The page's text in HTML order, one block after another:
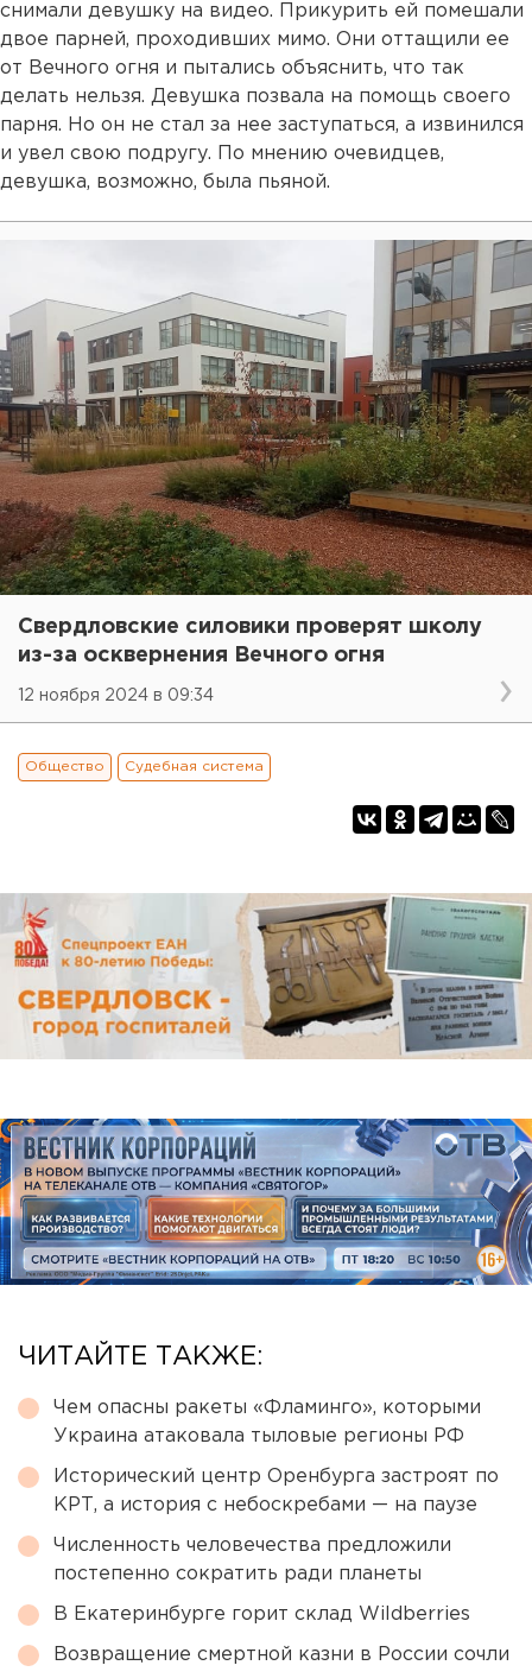
снимали девушку на видео. Прикурить ей помешали
двое парней, проходивших мимо. Они оттащили ее
от Вечного огня и пытались объяснить, что так
делать нельзя. Девушка позвала на помощь своего
парня. Но он не стал за нее заступаться, а извинился
и увел свою подругу. По мнению очевидцев,
девушка, возможно, была пьяной.
Свердловские силовики проверят школу
из-за осквернения Вечного огня
12 ноября 2024 в 09:34
Общество Судебная система
ЧИТАЙТЕ ТАКЖЕ:
Чем опасны ракеты «Фламинго», которыми
Украина атаковала тыловые регионы РФ
Исторический центр Оренбурга застроят по
КРТ, а история с небоскребами — на паузе
Численность человечества предложили
постепенно сократить ради планеты
В Екатеринбурге горит склад Wildberries
Возвращение смертной казни в России сочли